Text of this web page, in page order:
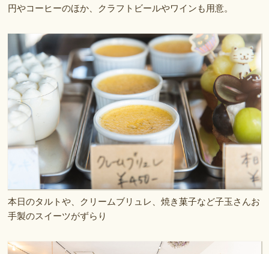
円やコーヒーのほか、クラフトビールやワインも用意。
本日のタルトや、クリームブリュレ、焼き菓子など子玉さんお
手製のスイーツがずらり